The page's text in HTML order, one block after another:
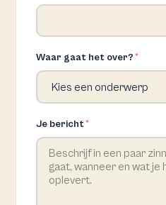
Waar gaat het over? *
Je bericht*